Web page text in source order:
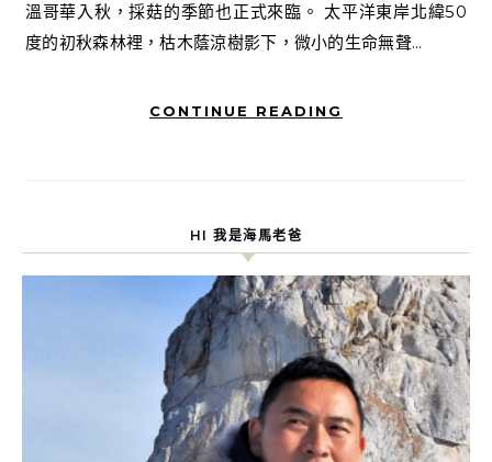
溫哥華入秋，採菇的季節也正式來臨。 太平洋東岸北緯50
度的初秋森林裡，枯木蔭涼樹影下，微小的生命無聲...
CONTINUE READING
HI 我是海馬老爸